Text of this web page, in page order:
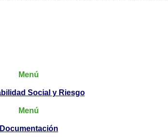
Menú
Social y Riesgo
Menú
Documentación